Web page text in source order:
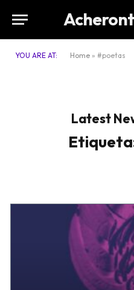
YOU ARE AT: Home » #poetas
Latest